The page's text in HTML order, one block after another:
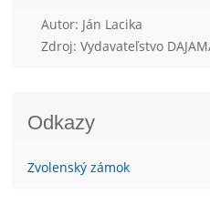
Autor: Ján Lacika
Zdroj: Vydavateľstvo
Odkazy
Zvolenský zámok